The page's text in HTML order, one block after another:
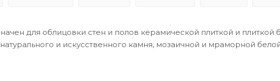
для облицовки стен и полов керамической плиткой и плиткой
и искусственного камня, мозаичной и мраморной